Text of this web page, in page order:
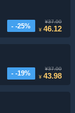
- -25%
¥37.00
¥46.12
- -19%
¥37.00
¥43.98